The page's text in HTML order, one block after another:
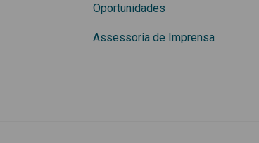
Oportunidades
Assessoria de Imprensa